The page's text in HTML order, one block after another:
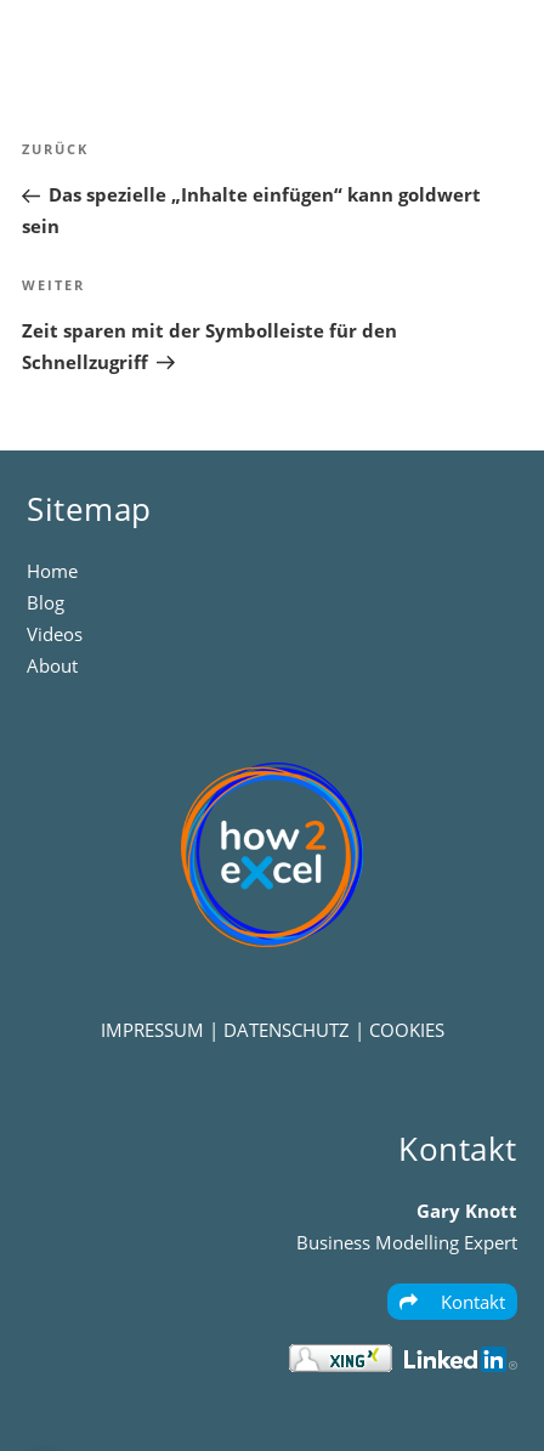
Vorheriger
ZURÜCK
Das spezielle „Inhalte einfügen“ kann goldwert
sein
Nächster
WEITER
Zeit sparen mit der Symbolleiste für den
Schnellzugriff
Sitemap
Home
Blog
Videos
About
IMPRESSUM | DATENSCHUTZ | COOKIES
Kontakt
Gary Knott
Business Modelling Expert
Kontakt